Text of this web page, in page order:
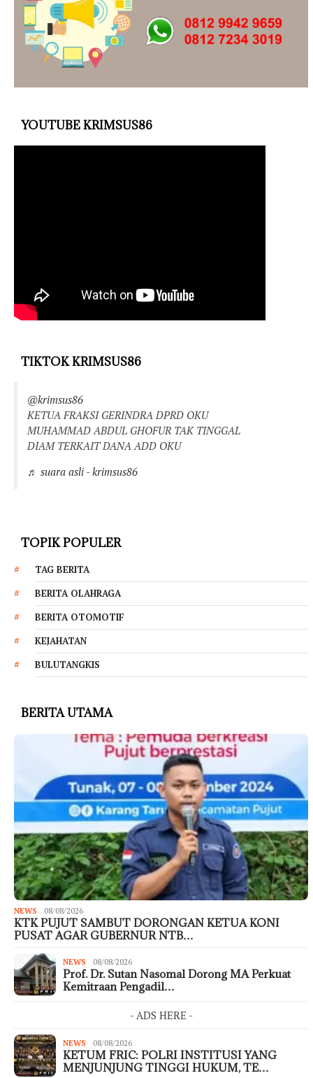
YOUTUBE KRIMSUS86
TIKTOK KRIMSUS86
@krimsus86
KETUA FRAKSI GERINDRA DPRD OKU
MUHAMMAD ABDUL GHOFUR TAK TINGGAL
DIAM TERKAIT DANA ADD OKU
♬ suara asli - krimsus86
TOPIK POPULER
TAG BERITA
BERITA OLAHRAGA
BERITA OTOMOTIF
KEJAHATAN
BULUTANGKIS
BERITA UTAMA
NEWS 08/08/2026
KTK PUJUT SAMBUT DORONGAN KETUA KONI
PUSAT AGAR GUBERNUR NTB…
NEWS 08/08/2026
Prof. Dr. Sutan Nasomal Dorong MA Perkuat
Kemitraan Pengadil…
- ADS HERE -
NEWS 08/08/2026
KETUM FRIC: POLRI INSTITUSI YANG
MENJUNJUNG TINGGI HUKUM, TE…